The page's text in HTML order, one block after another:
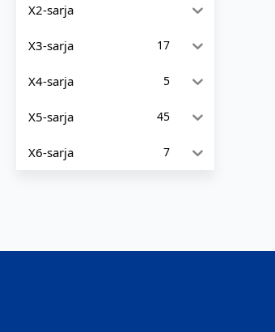
X2-sarja
X3-sarja 17
X4-sarja 5
X5-sarja 45
X6-sarja 7